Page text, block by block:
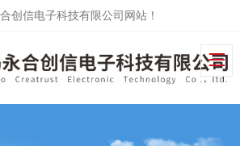
创信电子科技有限公司网站！